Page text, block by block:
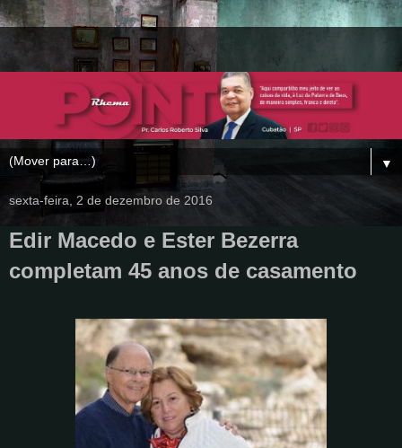
▼
sexta-feira, 2 de dezembro de 2016
Edir Macedo e Ester Bezerra
completam 45 anos de casamento